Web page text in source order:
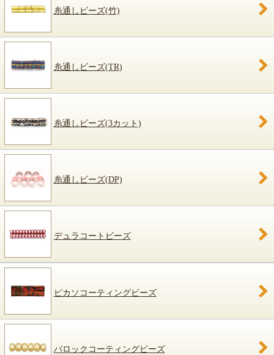
糸通しビーズ(竹)
糸通しビーズ(TR)
糸通しビーズ(3カット)
糸通しビーズ(DP)
デュラコートビーズ
ピカソコーティングビーズ
バロックコーティングビーズ